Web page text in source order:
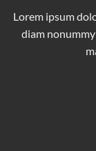
Lorem ipsum
diam